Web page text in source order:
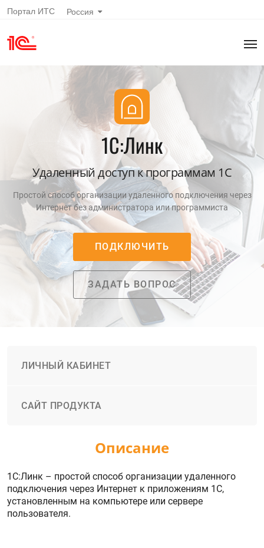
Портал ИТС Россия
1С:Линк
Удаленный доступ к программам 1С
Простой способ организации удаленного подключения через
Интернет без администратора или программиста
ПОДКЛЮЧИТЬ
ЗАДАТЬ ВОПРОС
ЛИЧНЫЙ КАБИНЕТ
САЙТ ПРОДУКТА
Описание
1С:Линк – простой способ организации удаленного
подключения через Интернет к приложениям 1С,
установленным на компьютере или сервере
пользователя.